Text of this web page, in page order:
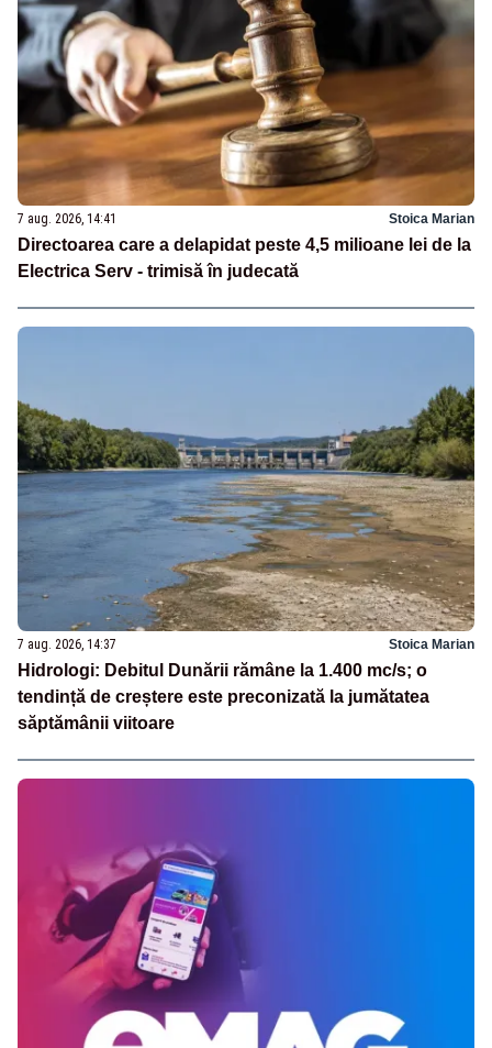
7 aug. 2026, 14:41 Stoica Marian
Directoarea care a delapidat peste 4,5 milioane lei de la
Electrica Serv - trimisă în judecată
7 aug. 2026, 14:37 Stoica Marian
Hidrologi: Debitul Dunării rămâne la 1.400 mc/s; o
tendință de creștere este preconizată la jumătatea
săptămânii viitoare